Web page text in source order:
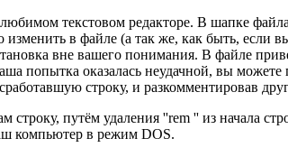
текстовом редакторе. В шапке
в файле (а так же, как быть, если
вне вашего понимания. В файле
попытка оказалась неудачной, вы можете
строку, и разкомментировав
путём удаления ''rem '' из начала
компьютер в режим DOS.